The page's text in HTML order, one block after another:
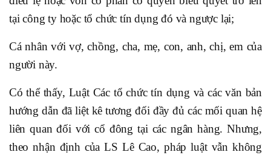
tại công ty hoặc tổ chức tín dụng đó và ngược lại;
Cá nhân với vợ, chồng, cha, mẹ, con, anh, chị, em của
người này.
Có thể thấy, Luật Các tổ chức tín dụng và các văn bản
hướng dẫn đã liệt kê tương đối đầy đủ các mối quan hệ
liên quan đối với cổ đông tại các ngân hàng. Nhưng,
theo nhận định của LS Lê Cao, pháp luật vẫn không